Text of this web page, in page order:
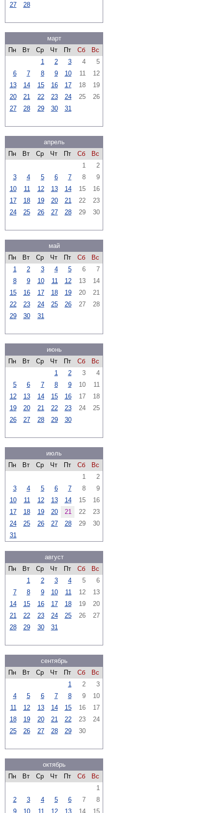
27
28
март
Пн
Вт Ср Чт Пт Сб
Вс
1
2 3 4
5
6
7 8 9 10 11
12
13
14 15 16 17 18
19
20
21 22 23 24 25
26
27
28 29 30 31
апрель
Пн
Вт Ср Чт Пт Сб
Вс
1
2
3
4 5 6 7 8
9
10
11 12 13 14 15
16
17
18 19 20 21 22
23
24
25 26 27 28 29 30
май
Пн
Вт Ср Чт Пт Сб
Вс
1
2 3 4 5 6
7
8
9 10 11 12 13
14
15
16 17 18 19 20
21
22
23 24 25 26 27
28
29
30 31
июнь
Пн
Вт Ср Чт Пт Сб
Вс
1
2 3
4
5
6 7 8 9 10
11
12
13 14 15 16 17
18
19
20 21 22 23 24
25
26
27 28 29 30
июль
Пн
Вт Ср Чт Пт Сб
Вс
1
2
3
4 5 6 7 8
9
10
11 12 13 14 15
16
17
18 19 20 21 22
23
24
25 26 27 28 29
30
31
август
Пн
Вт Ср Чт Пт Сб
Вс
1
2 3 4 5
6
7
8 9 10 11 12
13
14
15 16 17 18 19
20
21
22 23 24 25 26
27
28
29 30 31
сентябрь
Пн
Вт Ср Чт Пт Сб
Вс
1
2
3
4
5 6 7 8 9
10
11
12 13 14 15 16
17
18
19 20 21 22 23
24
25
26 27 28 29 30
октябрь
Пн
Вт Ср Чт Пт Сб
Вс
1
2
3 4 5 6 7
8
9
10 11 12 13 14 15